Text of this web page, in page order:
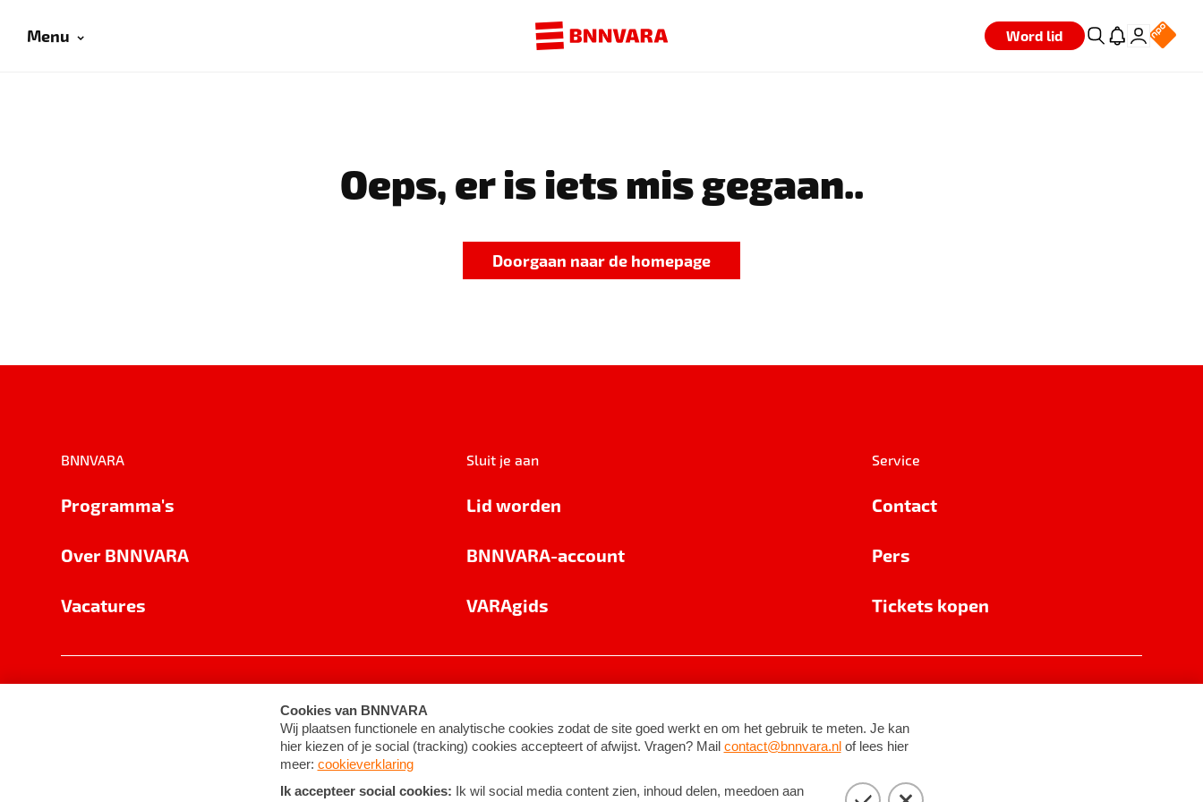
Menu Word lid
Oeps, er is iets mis gegaan..
Doorgaan naar de homepage
BNNVARA
Programma's
Over BNNVARA
Vacatures
Sluit je aan
Lid worden
BNNVARA-account
VARAgids
Service
Contact
Pers
Tickets kopen
Cookie-instellingen Algemene voorwaarden ©2026BNNVARA